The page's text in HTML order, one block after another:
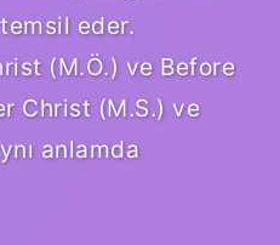
temsil eder.
(M.Ö.) ve Before
Christ (M.S.) ve
anlamda